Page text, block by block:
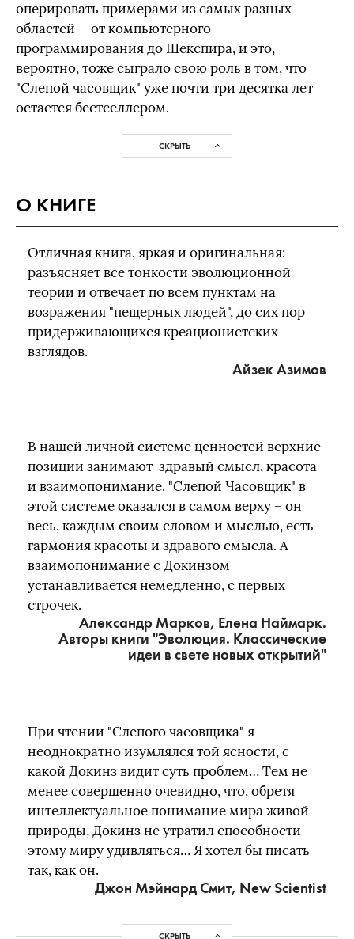
оперировать примерами из самых разных
областей — от компьютерного
программирования до Шекспира, и это,
вероятно, тоже сыграло свою роль в том, что
"Слепой часовщик" уже почти три десятка лет
остается бестселлером.
СКРЫТЬ
О КНИГЕ
Отличная книга, яркая и оригинальная:
разъясняет все тонкости эволюционной
теории и отвечает по всем пунктам на
возражения "пещерных людей", до сих пор
придерживающихся креационистских
взглядов.
Айзек Азимов
В нашей личной системе ценностей верхние
позиции занимают здравый смысл, красота
и взаимопонимание. "Слепой Часовщик" в
этой системе оказался в самом верху – он
весь, каждым своим словом и мыслью, есть
гармония красоты и здравого смысла. А
взаимопонимание с Докинзом
устанавливается немедленно, с первых
строчек.
Александр Марков, Елена Наймарк.
Авторы книги "Эволюция. Классические
идеи в свете новых открытий"
При чтении "Слепого часовщика" я
неоднократно изумлялся той ясности, с
какой Докинз видит суть проблем… Тем не
менее совершенно очевидно, что, обретя
интеллектуальное понимание мира живой
природы, Докинз не утратил способности
этому миру удивляться… Я хотел бы писать
так, как он.
Джон Мэйнард Смит, New Scientist
СКРЫТЬ